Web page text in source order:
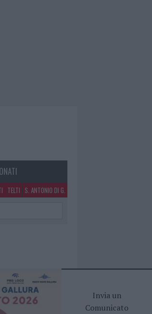
TELTI S. ANTONIO DI G.
Invia un
Comunicato